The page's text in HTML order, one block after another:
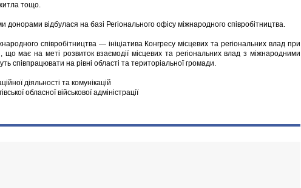
тощо.
донорами відбулася на базі Регіонального офісу міжнародного співробітництва.
співробітництва — ініціатива Конгресу місцевих та регіональних влад при
що має на меті розвиток взаємодії місцевих та регіональних влад з міжнародними
співпрацювати на рівні області та територіальної громади.
діяльності та комунікацій
обласної військової адміністрації